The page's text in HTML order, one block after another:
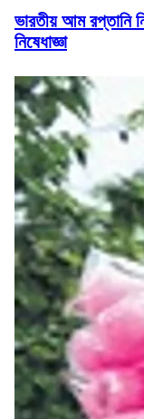
ভারতীয় আম রপ্তানি
নিষেধাজ্ঞা